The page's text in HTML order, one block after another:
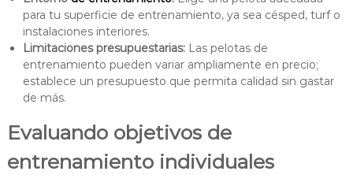
para tu superficie de entrenamiento, ya sea césped, turf o
instalaciones interiores.
Limitaciones presupuestarias:Las pelotas de
entrenamiento pueden variar ampliamente en precio;
establece un presupuesto que permita calidad sin gastar
de más.
Evaluando objetivos de
entrenamiento individuales